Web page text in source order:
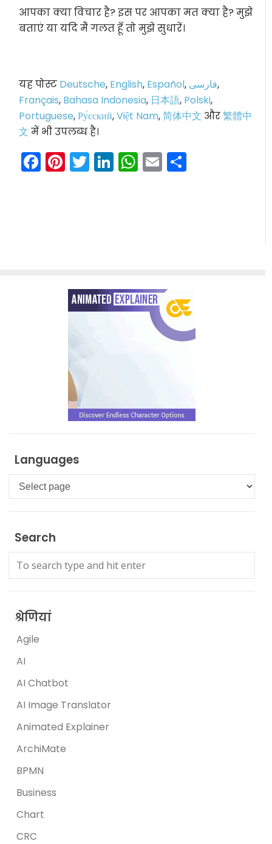
आपका क्या विचार है? इस पर आपका मत क्या है? मुझे
बताएं या यदि मैं गलत हूँ तो मुझे सुधारें।
यह पोस्ट Deutsche, English, Español, فارسی,
Français, Bahasa Indonesia, 日本語, Polski,
Portuguese,Ру́сский,Việt Nam,简体中文 और繁體中
文 में भी उपलब्ध है।
Facebook
Pinterest
Twitter
LinkedIn
WhatsApp
Email
Languages
Languages
Search
श्रेणियां
Agile
AI
AI Chatbot
AI Image Translator
Animated Explainer
ArchiMate
BPMN
Business
Chart
CRC